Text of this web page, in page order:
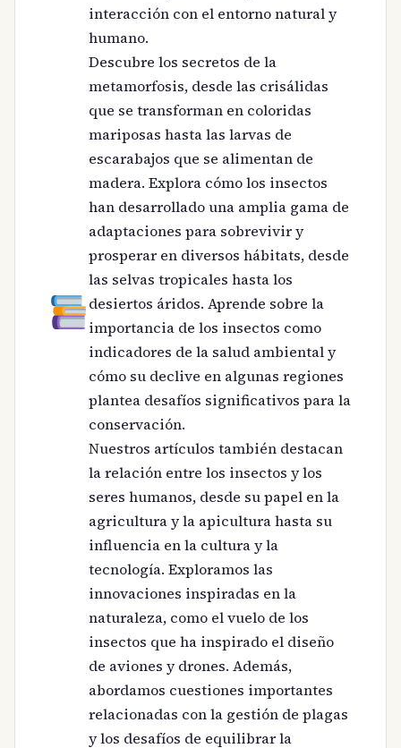
interacción con el entorno natural y
humano.
Descubre los secretos de la
metamorfosis, desde las crisálidas
que se transforman en coloridas
mariposas hasta las larvas de
escarabajos que se alimentan de
madera. Explora cómo los insectos
han desarrollado una amplia gama de
adaptaciones para sobrevivir y
prosperar en diversos hábitats, desde
las selvas tropicales hasta los
desiertos áridos. Aprende sobre la
importancia de los insectos como
indicadores de la salud ambiental y
cómo su declive en algunas regiones
plantea desafíos significativos para la
conservación.
Nuestros artículos también destacan
la relación entre los insectos y los
seres humanos, desde su papel en la
agricultura y la apicultura hasta su
influencia en la cultura y la
tecnología. Exploramos las
innovaciones inspiradas en la
naturaleza, como el vuelo de los
insectos que ha inspirado el diseño
de aviones y drones. Además,
abordamos cuestiones importantes
relacionadas con la gestión de plagas
y los desafíos de equilibrar la